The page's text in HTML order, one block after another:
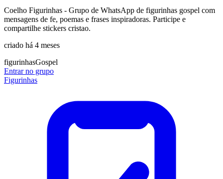
Coelho Figurinhas - Grupo de WhatsApp de figurinhas gospel com
mensagens de fe, poemas e frases inspiradoras. Participe e
compartilhe stickers cristao.
criado há 4 meses
figurinhasGospel
Entrar no grupo
Figurinhas